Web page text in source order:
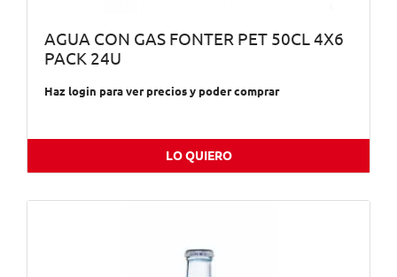
AGUA CON GAS FONTER PET 50CL 4X6
PACK 24U
Haz login para ver precios y poder comprar
LO QUIERO